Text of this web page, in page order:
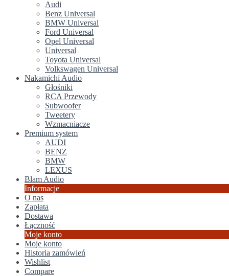
Audi
Benz Universal
BMW Universal
Ford Universal
Opel Universal
Universal
Toyota Universal
Volkswagen Universal
Nakamichi Audio
Głośniki
RCA Przewody
Subwoofer
Tweetery
Wzmacniacze
Premium system
AUDI
BENZ
BMW
LEXUS
Blam Audio
Informacje
O nas
Zapłata
Dostawa
Łączność
Moje konto
Moje konto
Historia zamówień
Wishlist
Compare